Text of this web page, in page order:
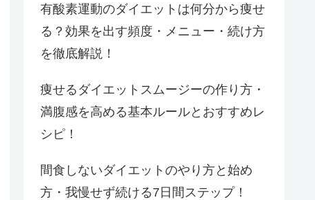
有酸素運動のダイエットは何分から痩せ
る？効果を出す頻度・メニュー・続け方
を徹底解説！
痩せるダイエットスムージーの作り方・
満腹感を高める基本ルールとおすすめレ
シピ！
間食しないダイエットのやり方と始め
方・我慢せず続ける7日間ステップ！